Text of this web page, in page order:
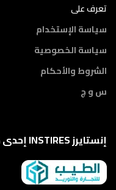
تعرف على
سياسة الإستخدام
سياسة الخصوصية
الشروط والأحكام
س و ج
إنستايرز INSTIRES إحدى خدمات